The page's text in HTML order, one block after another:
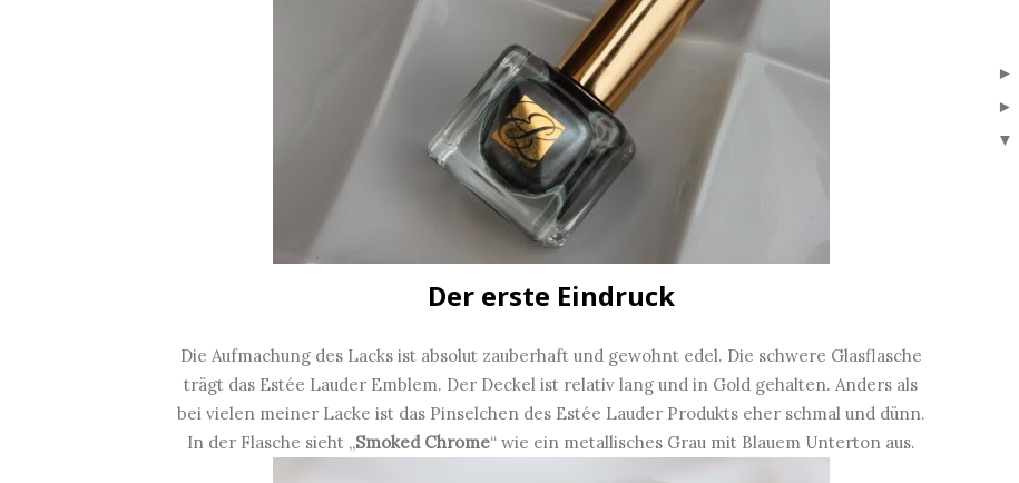
Der erste Eindruck
Die Aufmachung des Lacks ist absolut zauberhaft und gewohnt edel. Die schwere Glasflasche
trägt das Estée Lauder Emblem. Der Deckel ist relativ lang und in Gold gehalten. Anders als
bei vielen meiner Lacke ist das Pinselchen des Estée Lauder Produkts eher schmal und dünn.
In der Flasche sieht „Smoked Chrome“ wie ein metallisches Grau mit Blauem Unterton aus.
►
►
▼